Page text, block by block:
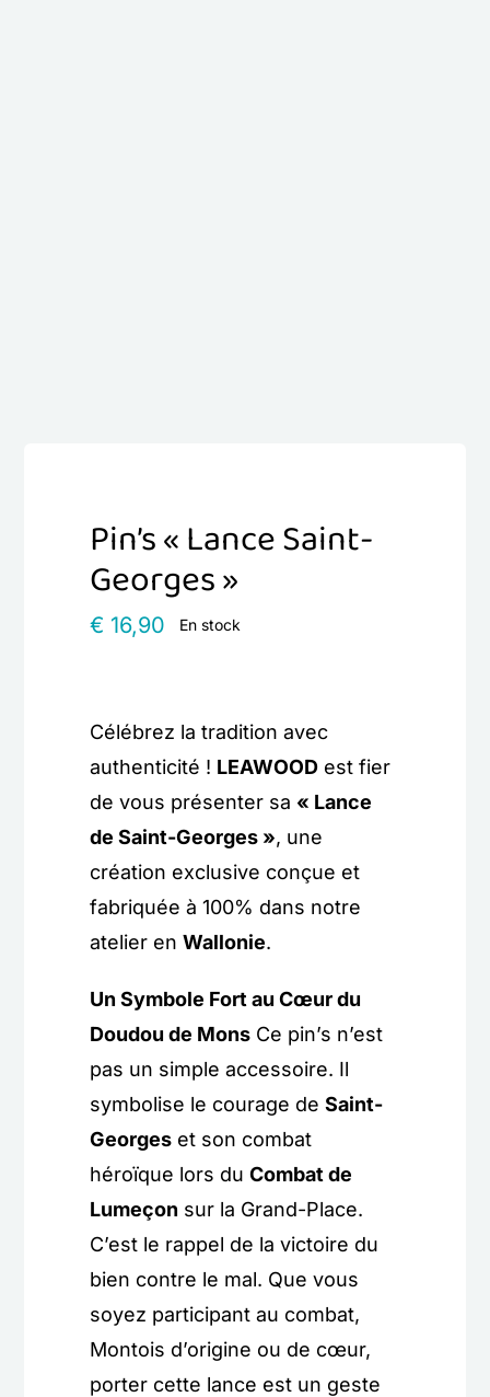
Pin’s « Lance Saint-
Georges »
€ 16,90 En stock
Célébrez la tradition avec
authenticité ! LEAWOOD est fier
de vous présenter sa « Lance
de Saint-Georges », une
création exclusive conçue et
fabriquée à 100% dans notre
atelier enWallonie.
Un Symbole Fort au Cœur du
Doudou de Mons Ce pin’s n’est
pas un simple accessoire. Il
symbolise le courage deSaint-
Georges et son combat
héroïque lors duCombat de
Lumeçon sur la Grand-Place.
C’est le rappel de la victoire du
bien contre le mal. Que vous
soyez participant au combat,
Montois d’origine ou de cœur,
porter cette lance est un geste